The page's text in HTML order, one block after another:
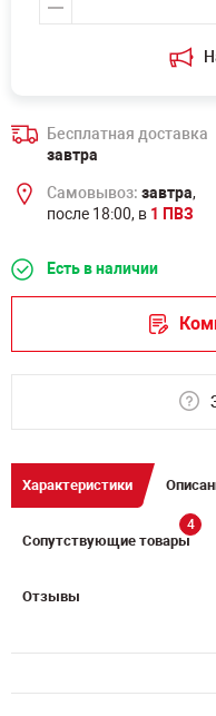
Бесплатная доставка
завтра
Самовывоз: завтра,
после 18:00, в 1 ПВЗ
Есть в наличии
Характеристики
Сопутствующие товары
4
Отзывы